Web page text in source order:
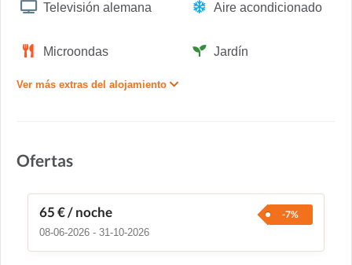
Televisión alemana Aire acondicionado
Microondas Jardín
Ver más extras del alojamiento
Ofertas
65 €/ noche
-7%
08-06-2026 - 31-10-2026